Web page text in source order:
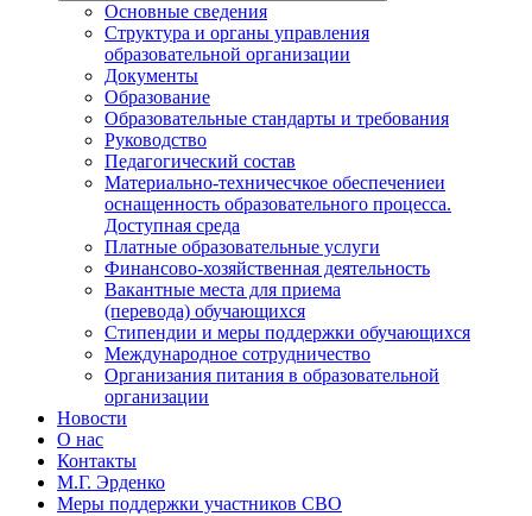
Основные сведения
Структура и органы управления
образовательной организации
Документы
Образование
Образовательные стандарты и требования
Руководство
Педагогический состав
Материально-техничесчкое обеспечениеи
оснащенность образовательного процесса.
Доступная среда
Платные образовательные услуги
Финансово-хозяйственная деятельность
Вакантные места для приема
(перевода) обучающихся
Стипендии и меры поддержки обучающихся
Международное сотрудничество
Организания питания в образовательной
организации
Новости
О нас
Контакты
М.Г. Эрденко
Меры поддержки участников СВО